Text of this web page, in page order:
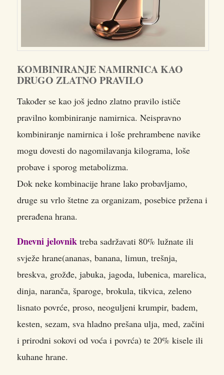
KOMBINIRANJE NAMIRNICA KAO
DRUGO ZLATNO PRAVILO
Također se kao još jedno zlatno pravilo ističe
pravilno kombiniranje namirnica. Neispravno
kombiniranje namirnica i loše prehrambene navike
mogu dovesti do nagomilavanja kilograma, loše
probave i sporog metabolizma.
Dok neke kombinacije hrane lako probavljamo,
druge su vrlo štetne za organizam, posebice pržena i
prerađena hrana.
Dnevni jelovnik treba sadržavati 80% lužnate ili
svježe hrane(ananas, banana, limun, trešnja,
breskva, grožđe, jabuka, jagoda, lubenica, marelica,
dinja, naranča, šparoge, brokula, tikvica, zeleno
lisnato povrće, proso, neoguljeni krumpir, badem,
kesten, sezam, sva hladno prešana ulja, med, začini
i prirodni sokovi od voća i povrća) te 20% kisele ili
kuhane hrane.